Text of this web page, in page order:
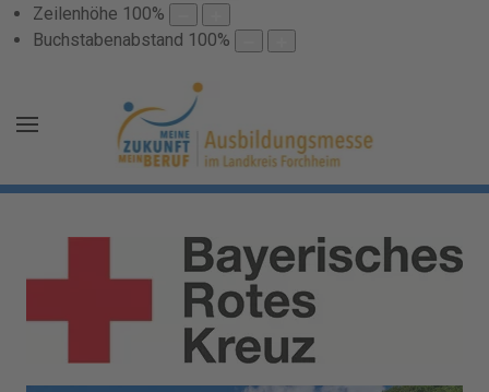
Zeilenhöhe 100%
Buchstabenabstand 100%